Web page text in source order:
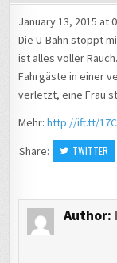
January 13, 2015 at
Die U-Bahn stoppt
ist alles voller
Fahrgäste in einer
verletzt, eine Frau
Mehr:http://ift.tt/
Share:
TWITTER
Author: